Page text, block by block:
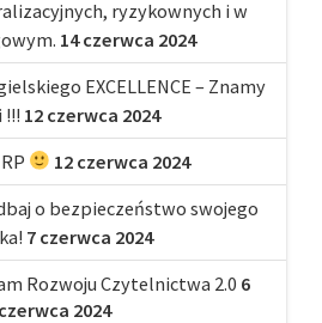
ryzykownych i w
14 czerwca 2024
EXCELLENCE – Znamy
12 czerwca 2024
12 czerwca 2024
o bezpieczeństwo swojego
7 czerwca 2024
Rozwoju Czytelnictwa 2.0 6
czerwca 2024